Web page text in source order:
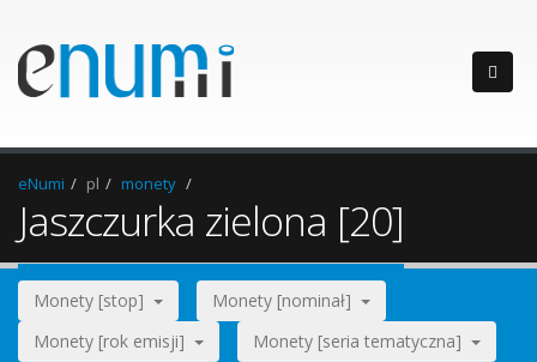
eNumi pl monety
Jaszczurka zielona [20]
Monety [stop]
Monety [nominał]
Monety [rok emisji]
Monety [seria tematyczna]